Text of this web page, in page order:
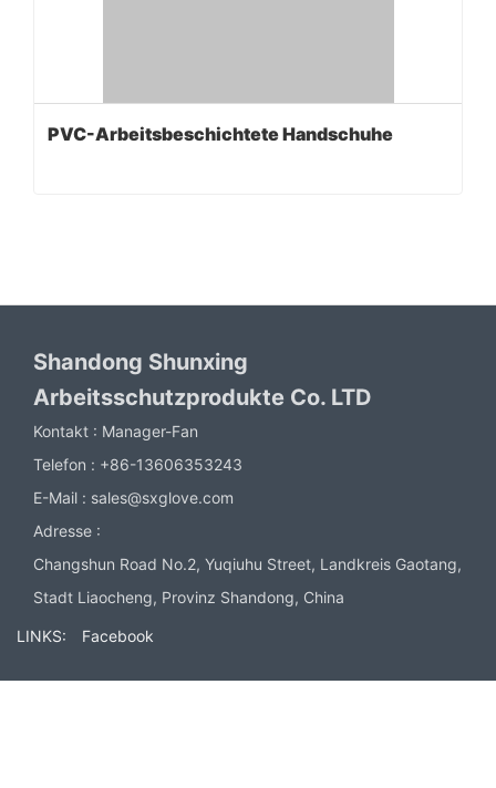
PVC-Arbeitsbeschichtete Handschuhe
Shandong Shunxing
Arbeitsschutzprodukte Co. LTD
Kontakt : Manager-Fan
Telefon : +86-13606353243
E-Mail : sales@sxglove.com
Adresse :
Changshun Road No.2, Yuqiuhu Street, Landkreis Gaotang,
Stadt Liaocheng, Provinz Shandong, China
LINKS: Facebook